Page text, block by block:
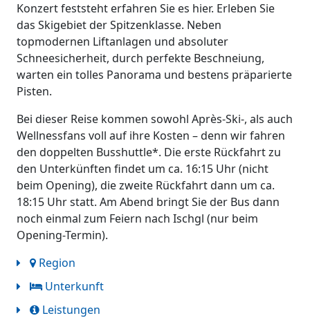
Konzert feststeht erfahren Sie es hier. Erleben Sie
das Skigebiet der Spitzenklasse. Neben
topmodernen Liftanlagen und absoluter
Schneesicherheit, durch perfekte Beschneiung,
warten ein tolles Panorama und bestens präparierte
Pisten.
Bei dieser Reise kommen sowohl Après-Ski-, als auch
Wellnessfans voll auf ihre Kosten – denn wir fahren
den doppelten Busshuttle*. Die erste Rückfahrt zu
den Unterkünften findet um ca. 16:15 Uhr (nicht
beim Opening), die zweite Rückfahrt dann um ca.
18:15 Uhr statt. Am Abend bringt Sie der Bus dann
noch einmal zum Feiern nach Ischgl (nur beim
Opening-Termin).
Region
Unterkunft
Leistungen